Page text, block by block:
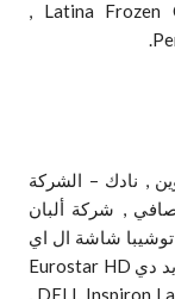
الدجاج المجمد لاتينا دجاج مجمد Latina Frozen Chicken ,
, نادك – الشركة
, شركة ألبان
توشيبا شاشة ال اي
دي Toshiba LED TV , يوروستار تلفزيون ال ايد دي Eurostar HD
TV LED , ديل لاب توب كمبيوتر محمول DELL Inspiron Laptop ,